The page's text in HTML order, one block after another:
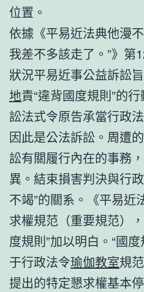
位置。
依據《平易近法典他漫
我差不多該走了。”》第
狀況平易近事公益訴訟旨
地責“違背國度規則”的
訟法式令原告承當行政
因此是公法訴訟。周遭
訟有關履行內在的事務
異。結束損害判決與行
不竭”的關系。《平易近
求權規范（重要規范）
度規則”加以明白。“國
于行政法令瑜伽教室規
提出的特定懇求權基本